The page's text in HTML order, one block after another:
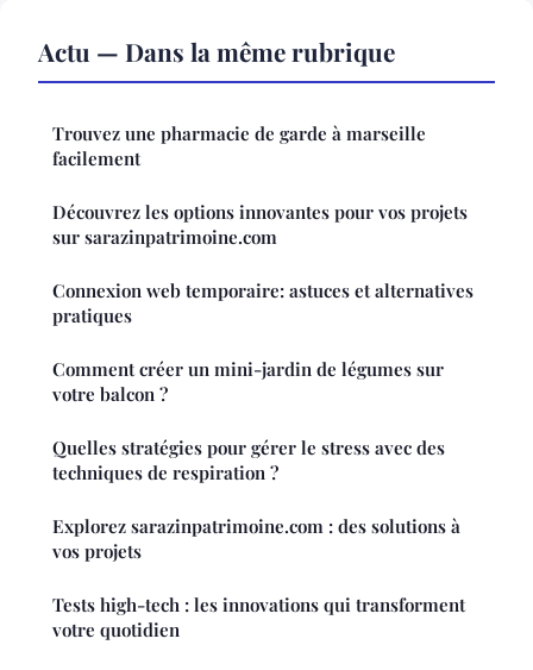
Actu — Dans la même rubrique
Trouvez une pharmacie de garde à marseille
facilement
Découvrez les options innovantes pour vos projets
sur sarazinpatrimoine.com
Connexion web temporaire: astuces et alternatives
pratiques
Comment créer un mini-jardin de légumes sur
votre balcon ?
Quelles stratégies pour gérer le stress avec des
techniques de respiration ?
Explorez sarazinpatrimoine.com : des solutions à
vos projets
Tests high-tech : les innovations qui transforment
votre quotidien